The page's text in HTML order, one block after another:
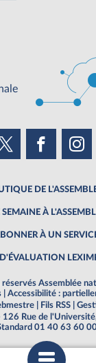
DE
À
À UN
Assemblée
Accessibilité :
Fils RSS
126 Rue de
01 40 63 60